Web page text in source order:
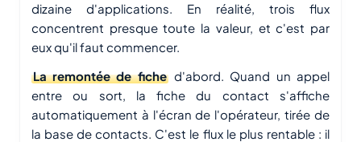
dizaine d'applications. En réalité, trois flux
concentrent presque toute la valeur, et c'est par
eux qu'il faut commencer.
La remontée de fiched'abord. Quand un appel
entre ou sort, la fiche du contact s'affiche
automatiquement à l'écran de l'opérateur, tirée de
la base de contacts. C'est le flux le plus rentable : il